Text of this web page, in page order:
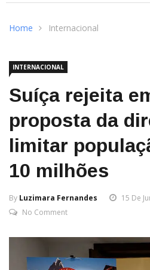
Home Internacional
INTERNACIONAL
Suíça rejeita
proposta da
limitar
10 milhões
By Luzimara Fernandes
15 De
No Comment